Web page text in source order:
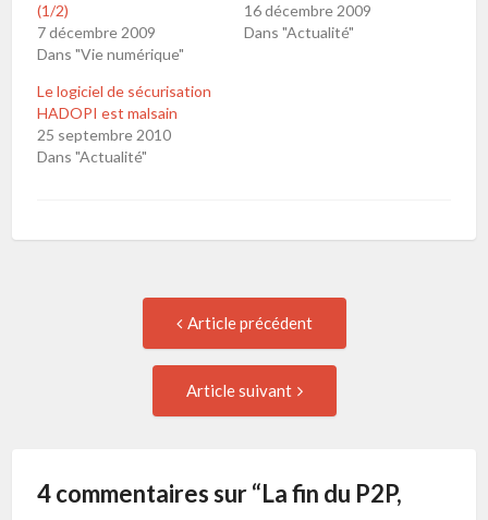
(1/2)
7 décembre 2009
Dans "Vie numérique"
16 décembre 2009
Dans "Actualité"
Le logiciel de sécurisation
HADOPI est malsain
25 septembre 2010
Dans "Actualité"
Navigation Article précédent
Article suivant
4 commentaires sur “La fin du P2P,